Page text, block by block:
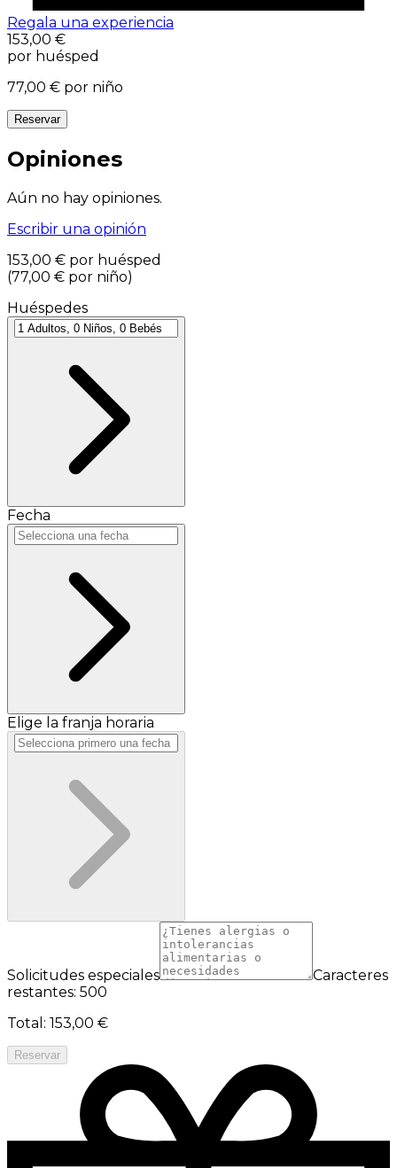
Regala una experiencia
153,00 €
por huésped
77,00 € por niño
Reservar
Opiniones
Aún no hay opiniones.
Escribir una opinión
153,00 € por huésped
(77,00 € por niño)
Huéspedes
Fecha
Elige la franja horaria
Solicitudes especiales
Caracteres
restantes: 500
Total : 153,00 €
Reservar